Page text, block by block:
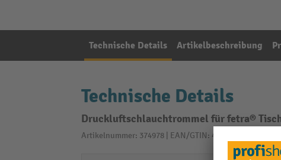
Technische Details Artikelbeschreibung
Technische Details
Druckluftschlauchtrommel für fetra®
Artikelnummer: 374978 | EAN/GTIN: 4017976900698